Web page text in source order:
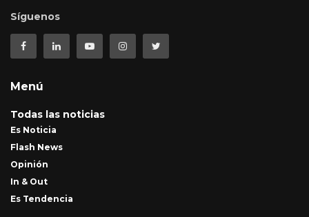
Síguenos
Menú
Todas las noticias
Es Noticia
Flash News
Opinión
In & Out
Es Tendencia